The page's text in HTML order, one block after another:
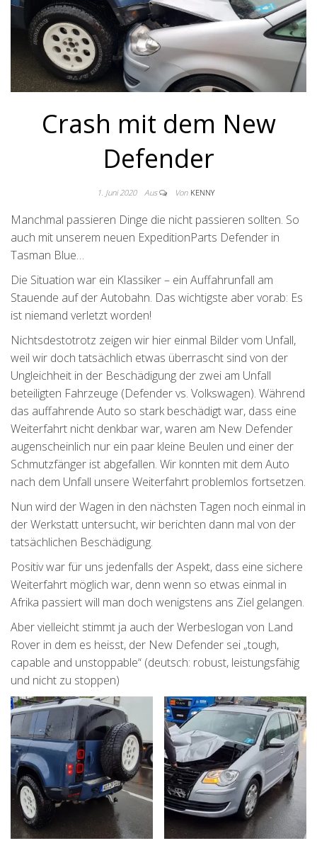
Crash mit dem New
Defender
1. Juni 2020 Aus Von KENNY
Manchmal passieren Dinge die nicht passieren sollten. So
auch mit unserem neuen ExpeditionParts Defender in
Tasman Blue…
Die Situation war ein Klassiker – ein Auffahrunfall am
Stauende auf der Autobahn. Das wichtigste aber vorab: Es
ist niemand verletzt worden!
Nichtsdestotrotz zeigen wir hier einmal Bilder vom Unfall,
weil wir doch tatsächlich etwas überrascht sind von der
Ungleichheit in der Beschädigung der zwei am Unfall
beteiligten Fahrzeuge (Defender vs. Volkswagen). Während
das auffahrende Auto so stark beschädigt war, dass eine
Weiterfahrt nicht denkbar war, waren am New Defender
augenscheinlich nur ein paar kleine Beulen und einer der
Schmutzfänger ist abgefallen. Wir konnten mit dem Auto
nach dem Unfall unsere Weiterfahrt problemlos fortsetzen.
Nun wird der Wagen in den nächsten Tagen noch einmal in
der Werkstatt untersucht, wir berichten dann mal von der
tatsächlichen Beschädigung.
Positiv war für uns jedenfalls der Aspekt, dass eine sichere
Weiterfahrt möglich war, denn wenn so etwas einmal in
Afrika passiert will man doch wenigstens ans Ziel gelangen.
Aber vielleicht stimmt ja auch der Werbeslogan von Land
Rover in dem es heisst, der New Defender sei „tough,
capable and unstoppable“ (deutsch: robust, leistungsfähig
und nicht zu stoppen)